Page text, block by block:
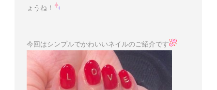
ょうね！
今回はシンプルでかわいいネイルのご紹介です